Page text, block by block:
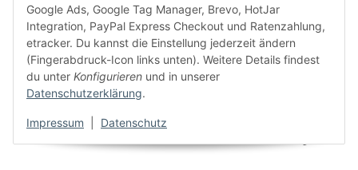
Google Ads, Google Tag Manager, Brevo, HotJar
Integration, PayPal Express Checkout und Ratenzahlung,
etracker. Du kannst die Einstellung jederzeit ändern
(Fingerabdruck-Icon links unten). Weitere Details findest
du unter Konfigurieren und in unserer
Datenschutzerklärung.
Impressum Datenschutz
Gratisversand ab
50,00 €